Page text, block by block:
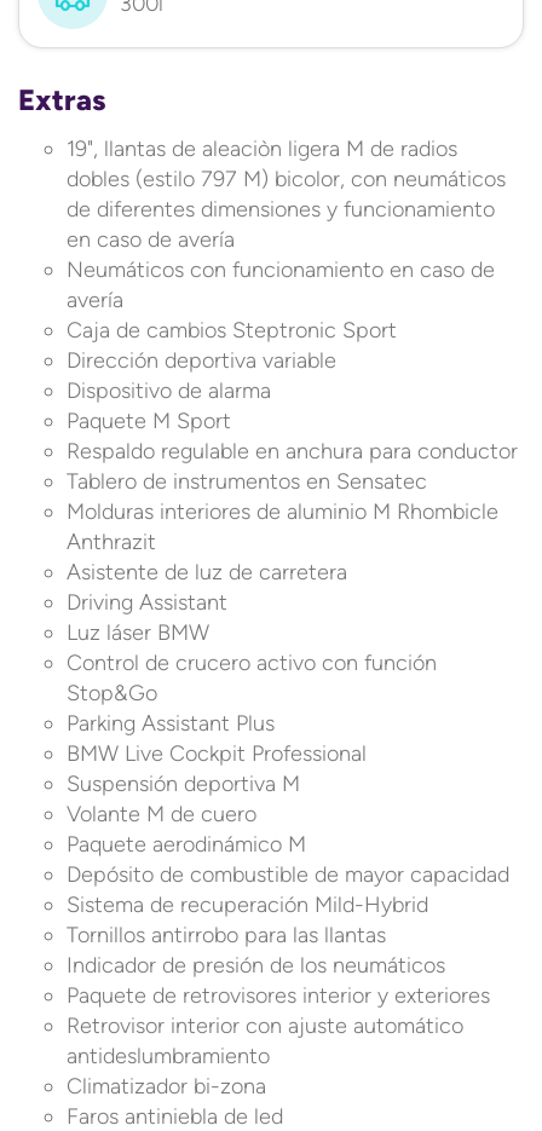
Extras
19", llantas de aleaciòn ligera M de radios
dobles (estilo 797 M) bicolor, con neumáticos
de diferentes dimensiones y funcionamiento
en caso de avería
Neumáticos con funcionamiento en caso de
avería
Caja de cambios Steptronic Sport
Dirección deportiva variable
Dispositivo de alarma
Paquete M Sport
Respaldo regulable en anchura para conductor
Tablero de instrumentos en Sensatec
Molduras interiores de aluminio M Rhombicle
Anthrazit
Asistente de luz de carretera
Driving Assistant
Luz láser BMW
Control de crucero activo con función
Stop&Go
Parking Assistant Plus
BMW Live Cockpit Professional
Suspensión deportiva M
Volante M de cuero
Paquete aerodinámico M
Depósito de combustible de mayor capacidad
Sistema de recuperación Mild-Hybrid
Tornillos antirrobo para las llantas
Indicador de presión de los neumáticos
Paquete de retrovisores interior y exteriores
Retrovisor interior con ajuste automático
antideslumbramiento
Climatizador bi-zona
Faros antiniebla de led